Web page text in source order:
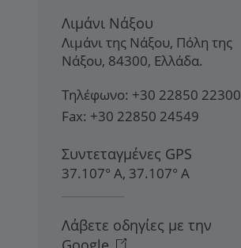
Λιμάνι Νάξου
Λιμάνι της Νάξου, Πόλη της
Νάξου, 84300, Ελλάδα.
Τηλέφωνο: +30 22850 22300
Fax: +30 22850 24549
Συντεταγμένες GPS
37.107° Α, 37.107° Α
Λάβετε οδηγίες με την